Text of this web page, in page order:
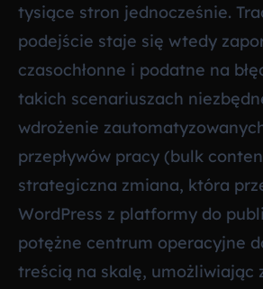
tysiące stron jednocześnie.
podejście staje się wtedy
czasochłonne i podatne na
takich scenariuszach
wdrożenie
przepływów pracy (bulk
strategiczna zmiana, która
WordPress z platformy do
potężne centrum operacyjne
treścią na skalę, umożliwiając